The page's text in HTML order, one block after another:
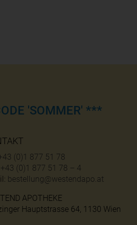
'SOMMER' ***
(0)1 877 51 78
+43 (0)1 877 51 78 – 4
bestellung@westendapo.at
APOTHEKE
Hauptstrasse 64, 1130 Wien